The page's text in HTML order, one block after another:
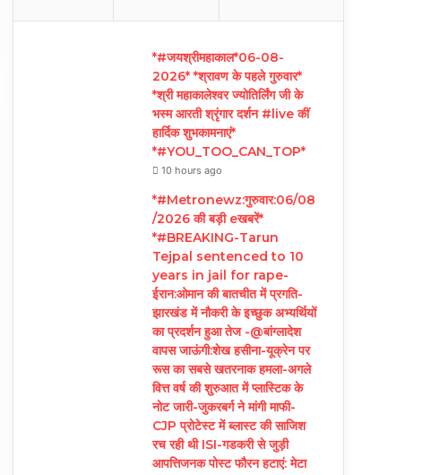
*#जयश्रीमहाकाल*06-08-
2026* *श्रावण के पहले गुरुवार*
*श्री महाकालेश्वर ज्योतिर्लिंग जी के
भस्म आरती श्रृंगार दर्शन #live कीं
हार्दिक शुभकामनाएं*
*#YOU_TOO_CAN_TOP*
10 hours ago
*#Metronewz:गुरुवार:06/08
/2026 की बड़ी eखबरें*
*#BREAKING-Tarun
Tejpal sentenced to 10
years in jail for rape-
ईरान:ओमान की बातचीत में प्रगति-
झारखंड में नौकरी के इच्छुक अभ्यर्थियों
का प्रदर्शन हुआ तेज -@बांग्लादेश
वापस जाऊंगी:शेख हसीना-यूक्रेन पर
रूस का सबसे खतरनाक हमला-अगले
वित्त वर्ष की शुरुआत में प्लास्टिक के
नोट जारी-जुकरबर्ग ने मांगी माफी-
CJP प्रोटेस्ट में ब्लास्ट की साजिश
रच रही थी ISI-गडकरी से जुड़ी
आपत्तिजनक पोस्ट फौरन हटाएं: मेटा